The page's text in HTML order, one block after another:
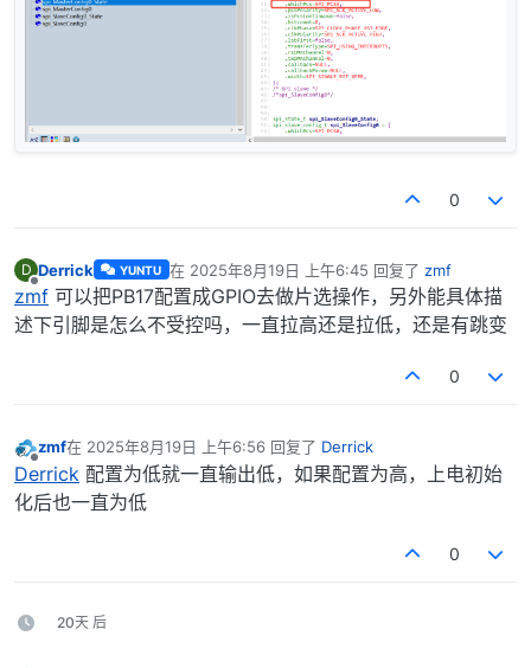
0
D
离线
Derrick YUNTU 在 2025年8月19日 上午6:45 回复了 zmf
最后由 编辑
zmf 可以把PB17配置成GPIO去做片选操作，另外能具体描
述下引脚是怎么不受控吗，一直拉高还是拉低，还是有跳变
0
离线
zmf在 2025年8月19日 上午6:56 回复了 Derrick
最后由 编辑
Derrick 配置为低就一直输出低，如果配置为高，上电初始
化后也一直为低
0
20天 后